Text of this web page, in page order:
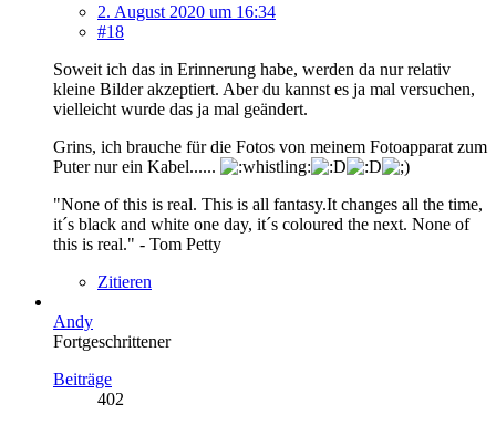
2. August 2020 um 16:34
#18
Soweit ich das in Erinnerung habe, werden da nur relativ
kleine Bilder akzeptiert. Aber du kannst es ja mal versuchen,
vielleicht wurde das ja mal geändert.
Grins, ich brauche für die Fotos von meinem Fotoapparat zum
Puter nur ein Kabel......
"None of this is real. This is all fantasy.It changes all the time,
it´s black and white one day, it´s coloured the next. None of
this is real." - Tom Petty
Zitieren
Andy
Fortgeschrittener
Beiträge
402